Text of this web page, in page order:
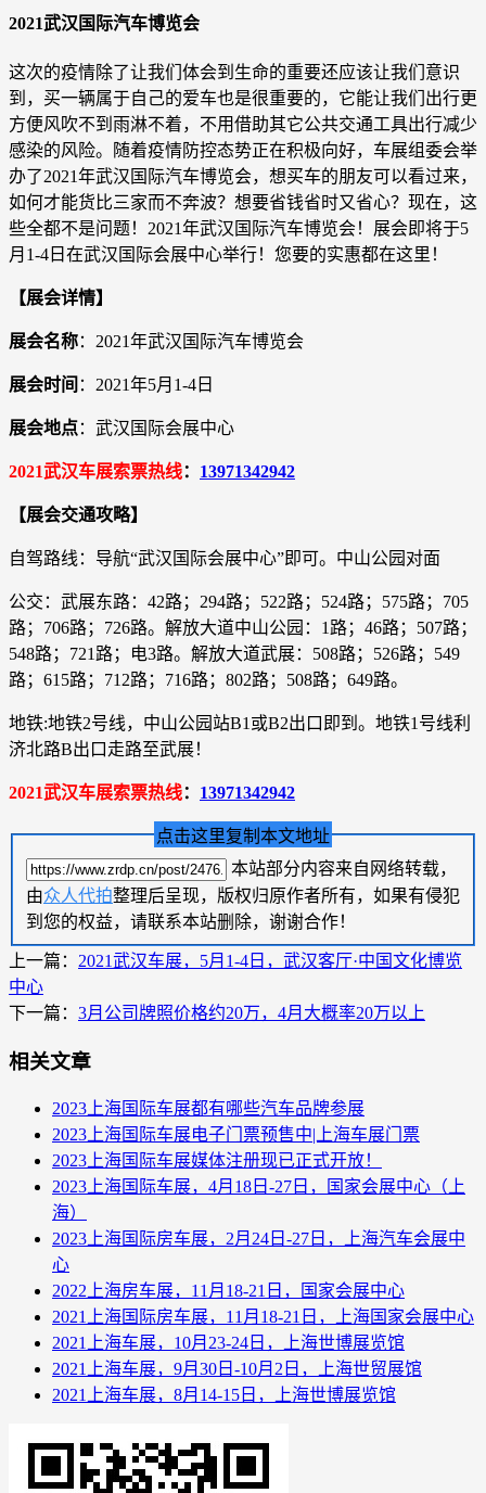
2021武汉国际汽车博览会
这次的疫情除了让我们体会到生命的重要还应该让我们意识
到，买一辆属于自己的爱车也是很重要的，它能让我们出行更
方便风吹不到雨淋不着，不用借助其它公共交通工具出行减少
感染的风险。随着疫情防控态势正在积极向好，车展组委会举
办了2021年武汉国际汽车博览会，想买车的朋友可以看过来，
如何才能货比三家而不奔波？想要省钱省时又省心？现在，这
些全都不是问题！2021年武汉国际汽车博览会！展会即将于5
月1-4日在武汉国际会展中心举行！您要的实惠都在这里！
【展会详情】
展会名称：2021年武汉国际汽车博览会
展会时间 ：2021年5月1-4日
展会地点：武汉国际会展中心
2021武汉车展索票热线： 13971342942
【展会交通攻略】
自驾路线：导航“武汉国际会展中心”即可。中山公园对面
公交：武展东路：42路；294路；522路；524路；575路；705
路；706路；726路。解放大道中山公园：1路；46路；507路；
548路；721路；电3路。解放大道武展：508路；526路；549
路；615路；712路；716路；802路；508路；649路。
地铁:地铁2号线，中山公园站B1或B2出口即到。地铁1号线利
济北路B出口走路至武展！
2021武汉车展索票热线： 13971342942
点击这里复制本文地址
本站部分内容来自网络转载，
由众人代拍整理后呈现，版权归原作者所有，如果有侵犯
到您的权益，请联系本站删除，谢谢合作！
上一篇： 2021武汉车展，5月1-4日，武汉客厅·中国文化博览
中心
下一篇： 3月公司牌照价格约20万，4月大概率20万以上
相关文章
2023上海国际车展都有哪些汽车品牌参展
2023上海国际车展电子门票预售中|上海车展门票
2023上海国际车展媒体注册现已正式开放！
2023上海国际车展，4月18日-27日，国家会展中心（上
海）
2023上海国际房车展，2月24日-27日，上海汽车会展中
心
2022上海房车展，11月18-21日，国家会展中心
2021上海国际房车展，11月18-21日，上海国家会展中心
2021上海车展，10月23-24日，上海世博展览馆
2021上海车展，9月30日-10月2日，上海世贸展馆
2021上海车展，8月14-15日，上海世博展览馆